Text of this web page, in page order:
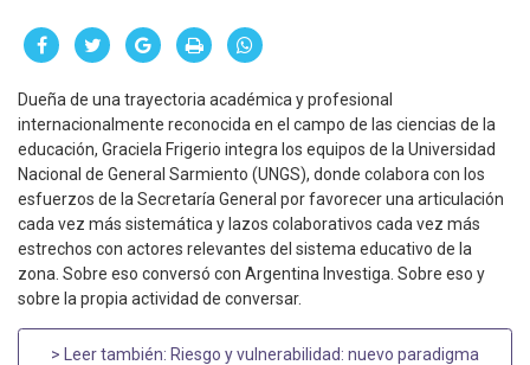
Dueña de una trayectoria académica y profesional
internacionalmente reconocida en el campo de las ciencias de la
educación, Graciela Frigerio integra los equipos de la Universidad
Nacional de General Sarmiento (UNGS), donde colabora con los
esfuerzos de la Secretaría General por favorecer una articulación
cada vez más sistemática y lazos colaborativos cada vez más
estrechos con actores relevantes del sistema educativo de la
zona. Sobre eso conversó con Argentina Investiga. Sobre eso y
sobre la propia actividad de conversar.
> Leer también: Riesgo y vulnerabilidad: nuevo paradigma